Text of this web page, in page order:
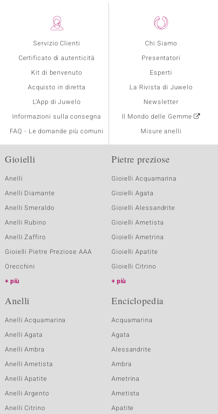
Servizio Clienti
Certificato di autenticità
Kit di benvenuto
Acquisto in diretta
L'App di Juwelo
Informazioni sulla consegna
FAQ - Le domande più comuni
Chi Siamo
Presentatori
Esperti
La Rivista di Juwelo
Newsletter
Il Mondo delle Gemme
Misure anelli
Gioielli
Anelli
Anelli Diamante
Anelli Smeraldo
Anelli Rubino
Anelli Zaffiro
Gioielli Pietre Preziose AAA
Orecchini
più
Pietre preziose
Gioielli Acquamarina
Gioielli Agata
Gioielli Alessandrite
Gioielli Ametista
Gioielli Ametrina
Gioielli Apatite
Gioielli Citrino
più
Anelli
Anelli Acquamarina
Anelli Agata
Anelli Ambra
Anelli Ametista
Anelli Apatite
Anelli Argento
Anelli Citrino
Enciclopedia
Acquamarina
Agata
Alessandrite
Ambra
Ametrina
Ametista
Apatite